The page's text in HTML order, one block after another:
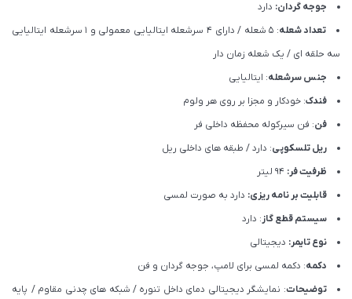
جوجه گردان: دارد
تعداد شعله
: 5 شعله / دارای 4 سرشعله ایتالیایی معمولی و 1 سرشعله ایتالیایی
سه حلقه ای / یک شعله زمان دار
جنس سرشعله: ایتالیایی
فندک: خودکار و مجزا بر روی هر ولوم
فن: فن سیرکوله محفظه داخلی فر
ریل تلسکوپی: دارد / طبقه های داخلی ریل
ظرفیت فر:
قابلیت بر نامه ریزی: دارد به صورت لمسی
سیستم قطع گاز: دارد
نوع تایمر: دیجیتالی
دکمه: دکمه لمسی برای لامپ، جوجه گردان و فن
توضیحات: نمایشگر دیجیتالی دمای داخل تنوره / شبکه های چدنی مقاوم / پایه